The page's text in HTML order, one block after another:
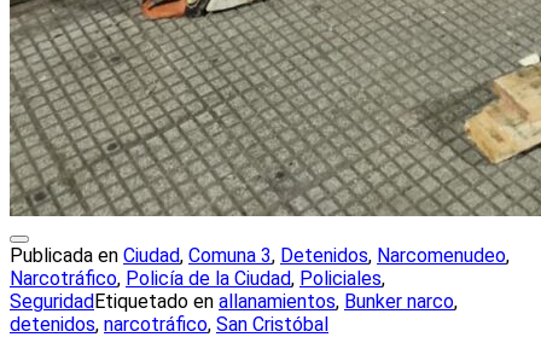
Publicada en Ciudad, Comuna 3, Detenidos, Narcomenudeo,
Narcotráfico, Policía de la Ciudad, Policiales,
SeguridadEtiquetado en allanamientos, Bunker narco,
detenidos, narcotráfico, San Cristóbal